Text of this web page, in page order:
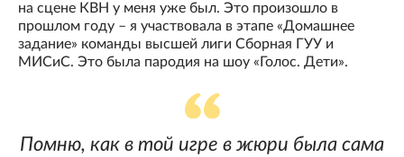
на сцене КВН у меня уже был. Это произошло в
прошлом году – я участвовала в этапе «Домашнее
задание» команды высшей лиги Сборная ГУУ и
МИСиС. Это была пародия на шоу «Голос. Дети».
Помню, как в той игре в жюри была сама